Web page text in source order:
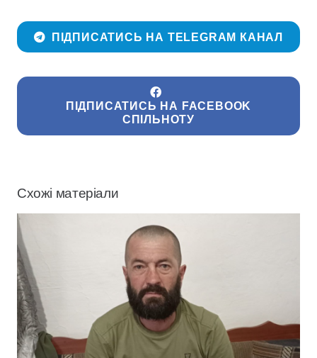
ПІДПИСАТИСЬ НА TELEGRAM КАНАЛ
ПІДПИСАТИСЬ НА FACEBOOK
СПІЛЬНОТУ
Схожі матеріали